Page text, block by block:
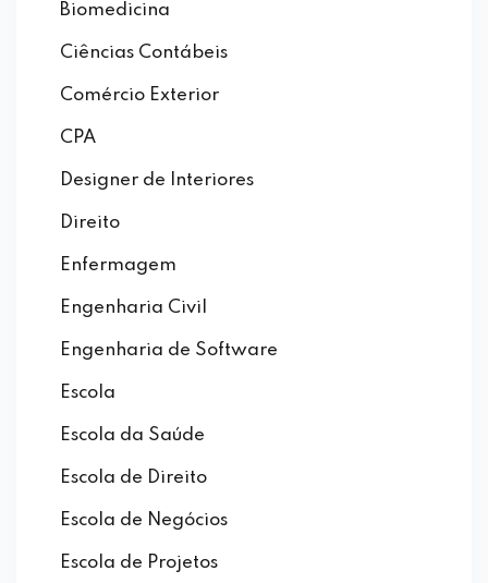
Biomedicina
Ciências Contábeis
Comércio Exterior
CPA
Designer de Interiores
Direito
Enfermagem
Engenharia Civil
Engenharia de Software
Escola
Escola da Saúde
Escola de Direito
Escola de Negócios
Escola de Projetos